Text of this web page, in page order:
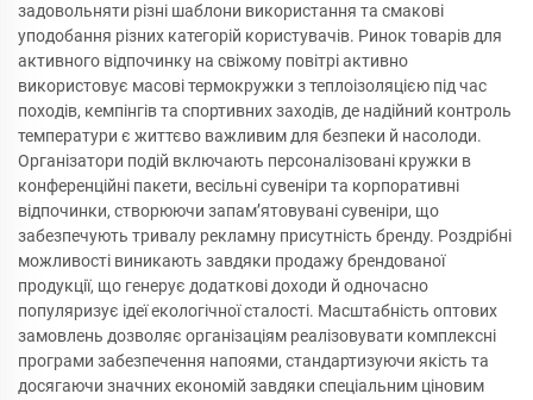
задовольняти різні шаблони використання та смакові
уподобання різних категорій користувачів. Ринок товарів для
активного відпочинку на свіжому повітрі активно
використовує масові термокружки з теплоізоляцією під час
походів, кемпінгів та спортивних заходів, де надійний контроль
температури є життєво важливим для безпеки й насолоди.
Організатори подій включають персоналізовані кружки в
конференційні пакети, весільні сувеніри та корпоративні
відпочинки, створюючи запам’ятовувані сувеніри, що
забезпечують тривалу рекламну присутність бренду. Роздрібні
можливості виникають завдяки продажу брендованої
продукції, що генерує додаткові доходи й одночасно
популяризує ідеї екологічної сталості. Масштабність оптових
замовлень дозволяє організаціям реалізовувати комплексні
програми забезпечення напоями, стандартизуючи якість та
досягаючи значних економій завдяки спеціальним ціновим